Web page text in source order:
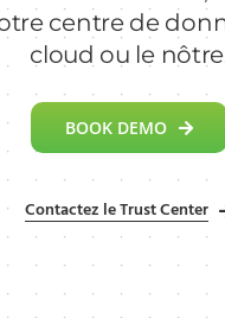
centre de
cloud ou le
BOOK DEMO
Contactez le Trust Center